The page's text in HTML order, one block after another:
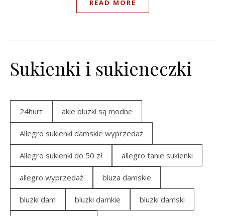
READ MORE
Sukienki i sukieneczki
24hurt akie bluzki są modne
Allegro sukienki damskie wyprzedaż
Allegro sukienki do 50 zł allegro tanie sukienki
allegro wyprzedaż bluza damskie
bluzki dam bluzki damkie bluzki damski